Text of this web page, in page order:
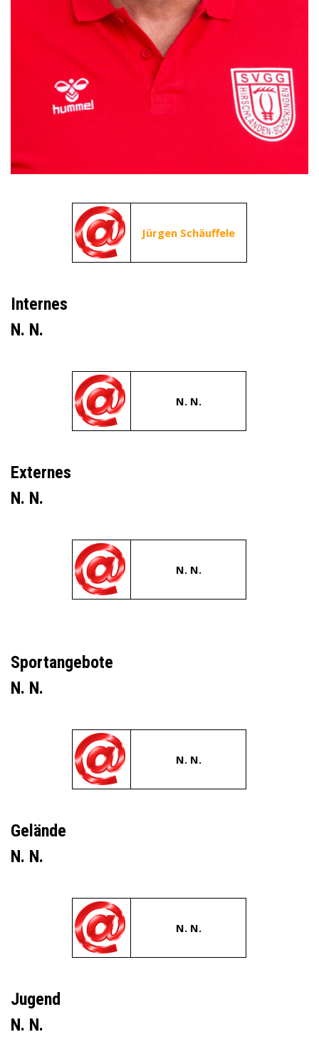
Jürgen Schäuffele
Internes
N. N.
N. N.
Externes
N. N.
N. N.
Sportangebote
N. N.
N. N.
Gelände
N. N.
N. N.
Jugend
N. N.